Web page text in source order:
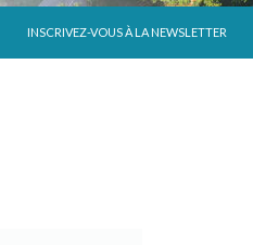
INSCRIVEZ-VOUS À LA NEWSLETTER